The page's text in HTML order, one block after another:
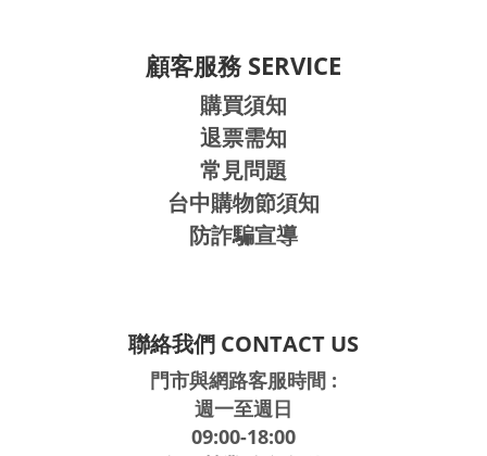
顧客服務 SERVICE
購買須知
退票需知
常見問題
台中購物節須知
防詐騙宣導
聯絡我們 CONTACT US
門市與網路客服時間 :
週一至週日
09:00-18:00